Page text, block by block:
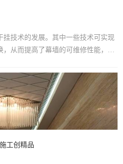
技术的发展。其中一些技术可实现
从而提高了幕墙的可维修性能，其
hangingt
工创精品